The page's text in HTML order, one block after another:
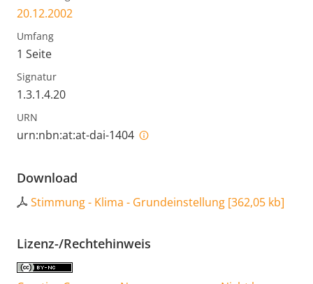
20.12.2002
Umfang
1 Seite
Signatur
1.3.1.4.20
URN
urn:nbn:at:at-dai-1404
Download
Stimmung - Klima - Grundeinstellung [362,05 kb]
Lizenz-/Rechtehinweis